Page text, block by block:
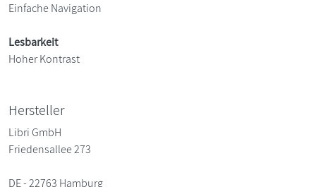
Einfache Navigation
Lesbarkeit
Hoher Kontrast
Hersteller
Libri GmbH
Friedensallee 273
DE - 22763 Hamburg